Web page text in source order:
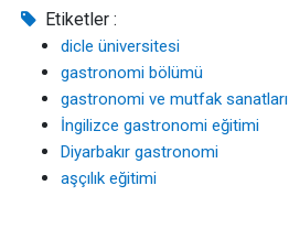
Etiketler :
dicle üniversitesi
gastronomi bölümü
gastronomi ve mutfak sanatları
İngilizce gastronomi eğitimi
Diyarbakır gastronomi
aşçılık eğitimi